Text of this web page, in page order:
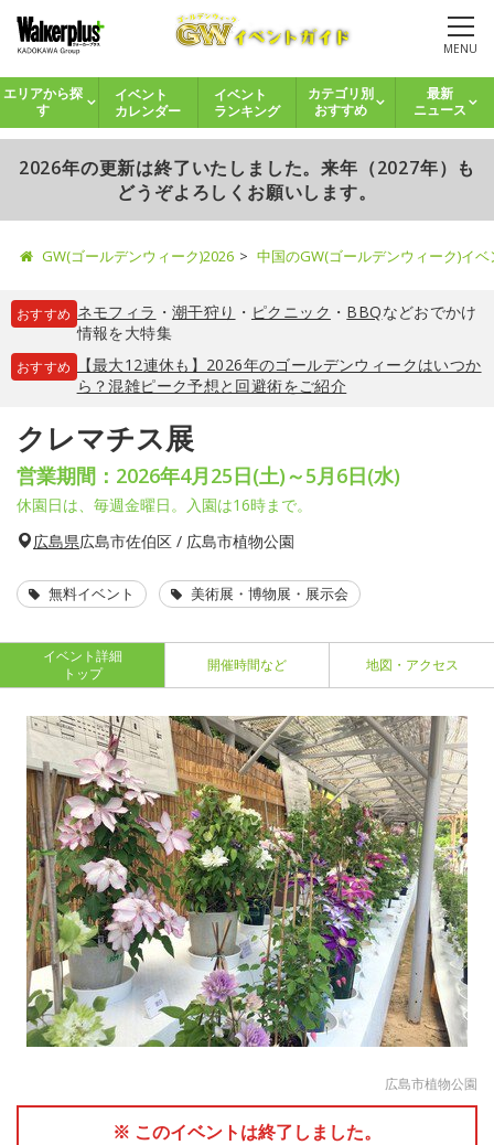
MENU
エリアから探
す
イベント
カレンダー
イベント
ランキング
カテゴリ別
おすすめ
最新
ニュース
2026年の更新は終了いたしました。来年（2027年）も
どうぞよろしくお願いします。
GW(ゴールデンウィーク)2026 中国のGW(ゴールデンウィーク)イ
おすすめ ネモフィラ ・ 潮干狩り ・ ピクニック ・ BBQなどおでかけ
情報を大特集
おすすめ
【最大12連休も】2026年のゴールデンウィークはいつか
ら？混雑ピーク予想と回避術をご紹介
クレマチス展
営業期間：2026年4月25日(土)～5月6日(水)
休園日は、毎週金曜日。入園は16時まで。
広島県広島市佐伯区 / 広島市植物公園
無料イベント 美術展・博物展・展示会
イベント詳細
トップ
開催時間など 地図・アクセス
広島市植物公園
※ このイベントは終了しました。